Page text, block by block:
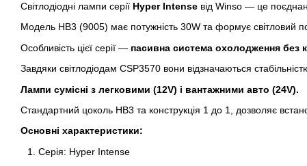
Світлодіодні лампи серії Hyper Intense від Winso — це
Модель HB3 (9005) має потужність 30W та формує світловий
Особливість цієї серії — пасивна система охолодження без
Завдяки світлодіодам CSP3570 вони відзначаються
Лампи сумісні з легковими (12V) і вантажними авто (24V).
Стандартний цоколь HB3 та конструкція 1 до 1, дозволяє
Основні характеристики:
Серія: Hyper Intense